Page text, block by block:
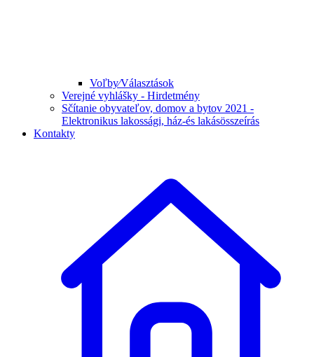
Voľby⁄Választások
Verejné vyhlášky - Hirdetmény
Sčítanie obyvateľov, domov a bytov 2021 -
Elektronikus lakossági, ház-és lakásösszeírás
Kontakty